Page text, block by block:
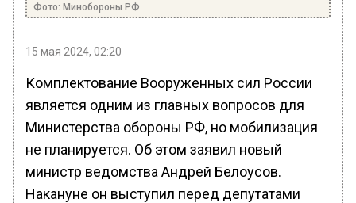
Фото: Минобороны РФ
15 мая 2024, 02:20
Комплектование Вооруженных сил России
является одним из главных вопросов для
Министерства обороны РФ, но мобилизация
не планируется. Об этом заявил новый
министр ведомства Андрей Белоусов.
Накануне он выступил перед депутатами